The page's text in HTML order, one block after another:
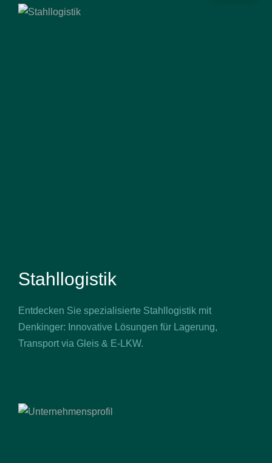
Stahllogistik
Entdecken Sie spezialisierte Stahllogistik mit
Denkinger: Innovative Lösungen für Lagerung,
Transport via Gleis & E-LKW.